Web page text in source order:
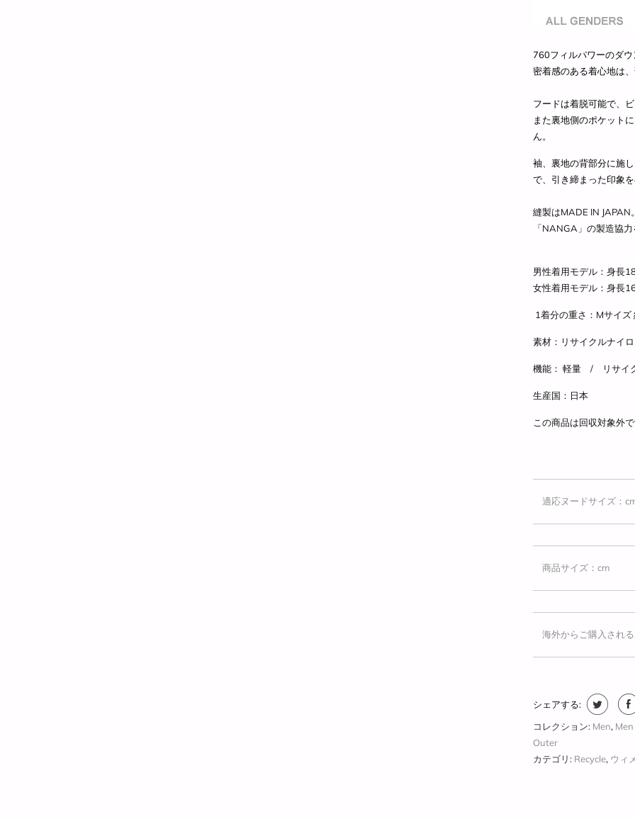
760フィルパワーのダ
密着感のある着心地は
フードは着脱可能で、
また裏地側のポケット
ん。
袖、裏地の背部分に施
で、引き締まった印象
縫製はMADE IN JAPAN
「NANGA 」の製造協
男性着用モデル：身長
女性着用モデル：身長
1着分の重さ：Mサイ
素材：リサイクルナイ
機能： 軽量 / リサイ
生産国：日本
この商品は回収対象外
適応ヌードサイズ：
商品サイズ：cm
海外からご購入され
シェアする:
コレクション: Men,
Outer
カテゴリ: Recycle, ウィ